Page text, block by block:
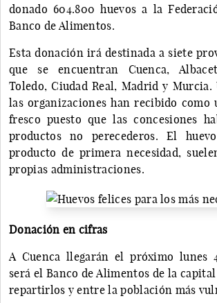
donado 604.800 huevos a la
Banco de Alimentos.
Esta donación irá destinada a siete
que se encuentran Cuenca,
Toledo, Ciudad Real, Madrid y
las organizaciones han recibido como
fresco puesto que las concesiones
productos no perecederos. El
producto de primera necesidad,
propias administraciones.
Donación en cifras
A Cuenca llegarán el próximo lunes
será el Banco de Alimentos de la
repartirlos y entre la población más